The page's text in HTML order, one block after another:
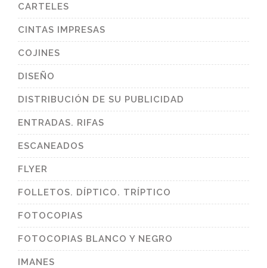
CARTELES
CINTAS IMPRESAS
COJINES
DISEÑO
DISTRIBUCIÓN DE SU PUBLICIDAD
ENTRADAS. RIFAS
ESCANEADOS
FLYER
FOLLETOS. DÍPTICO. TRÍPTICO
FOTOCOPIAS
FOTOCOPIAS BLANCO Y NEGRO
IMANES